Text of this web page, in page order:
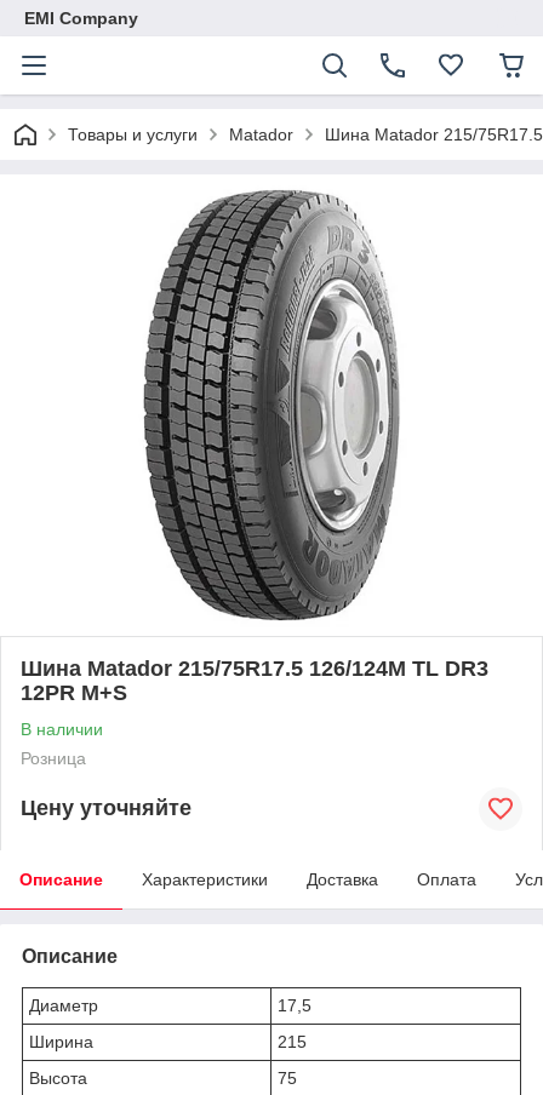
EMI Company
Товары и услуги Matador Шина Matador 215/
Шина Matador 215/75R17.5 126/124М TL DR3
12PR M+S
В наличии
Розница
Цену уточняйте
Описание Характеристики Доставка Оплата
Описание
Диаметр
17,5
Ширина
215
Высота
75